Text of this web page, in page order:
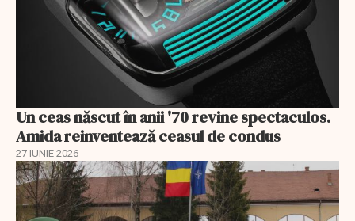
Un ceas născut în anii '70 revine spectaculos.
Amida reinventează ceasul de condus
27 IUNIE 2026